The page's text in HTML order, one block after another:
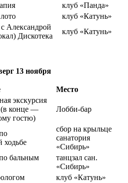
клуб «Панда»
клуб «Катунь»
Александрой
Дискотека
клуб «Катунь»
13 ноября
Место
экскурсия
(в конце —
гостю)
Лобби-бар
ходьбе
сбор на крыльце
санатория
«Сибирь»
бальным
танцзал сан.
«Сибирь»
клуб «Катунь»